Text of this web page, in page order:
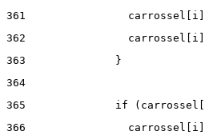
361
362
363
              }
364
365
if
366